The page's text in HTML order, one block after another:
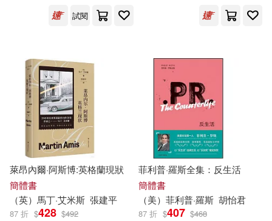
張祥斌（主編）(4)
曾仕強(4) 李傑（主編）(4)
查爾斯．麥克萊恩(4)
柯南·道爾(4)
柯南‧道爾（Arthur Conan Doyle）
(4)
Memories(15)
上海科技教育出版社(15)
上海音樂出版社(15)
二十一世紀出版社(15)
和平國際(15) 崧博出版(15)
河北教育出版社(15)
試閱
萊昂內爾·阿斯博:英格蘭現狀
簡體書
（英）馬丁·艾米斯 張建平
87 折 $428 $492
菲利普·羅斯全集：反生活
簡體書
（美）菲利普·羅斯 胡怡君
87 折 $407 $468